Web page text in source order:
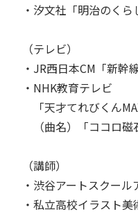
・汐文社「明治のくら
（テレビ）
・JR西日本CM「新
・NHK教育テレビ
「天才てれびくん
（曲名）「ココロ
（講師）
・渋谷アートスクール
・私立高校イラスト